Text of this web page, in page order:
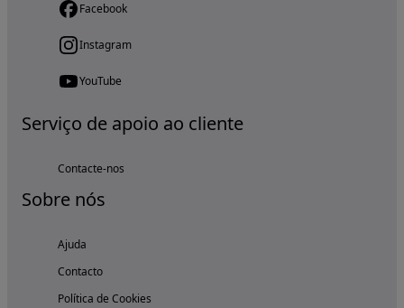
Facebook
Instagram
YouTube
Serviço de apoio ao cliente
Contacte-nos
Sobre nós
Ajuda
Contacto
Política de Cookies